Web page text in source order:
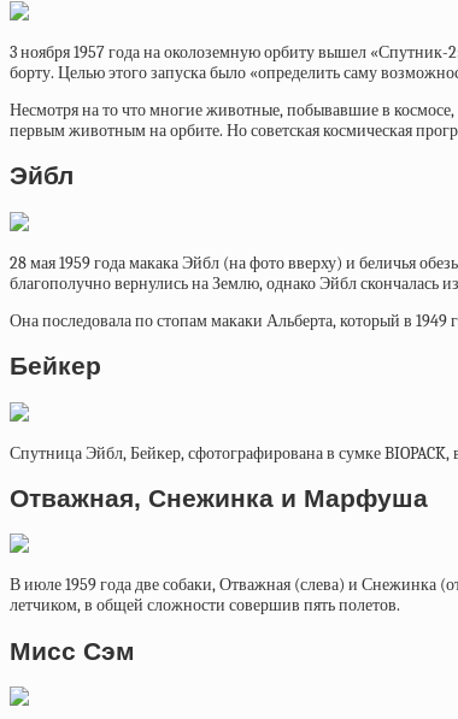
3 ноября 1957 года на околоземную орбиту вышел
борту. Целью этого запуска было «определить саму
Несмотря на то что многие животные, побывавшие в
первым животным на орбите. Но советская космическая
Эйбл
28 мая 1959 года макака Эйбл (на фото вверху) и беличья
благополучно вернулись на Землю, однако Эйбл скончалась
Она последовала по стопам макаки Альберта, который в
Бейкер
Спутница Эйбл, Бейкер, сфотографирована в сумке
Отважная, Снежинка и Марфуша
В июле 1959 года две собаки, Отважная (слева) и Снежинка
летчиком, в общей сложности совершив пять полетов.
Мисс Сэм